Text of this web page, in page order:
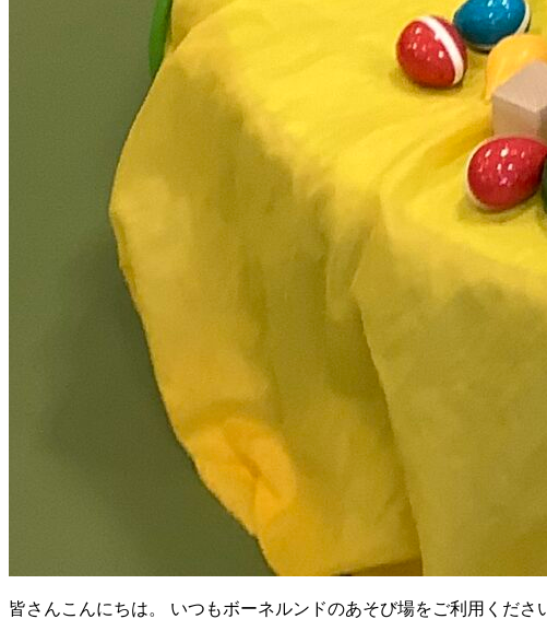
皆さんこんにちは。 いつもボーネルンドのあそび場をご利用くだ